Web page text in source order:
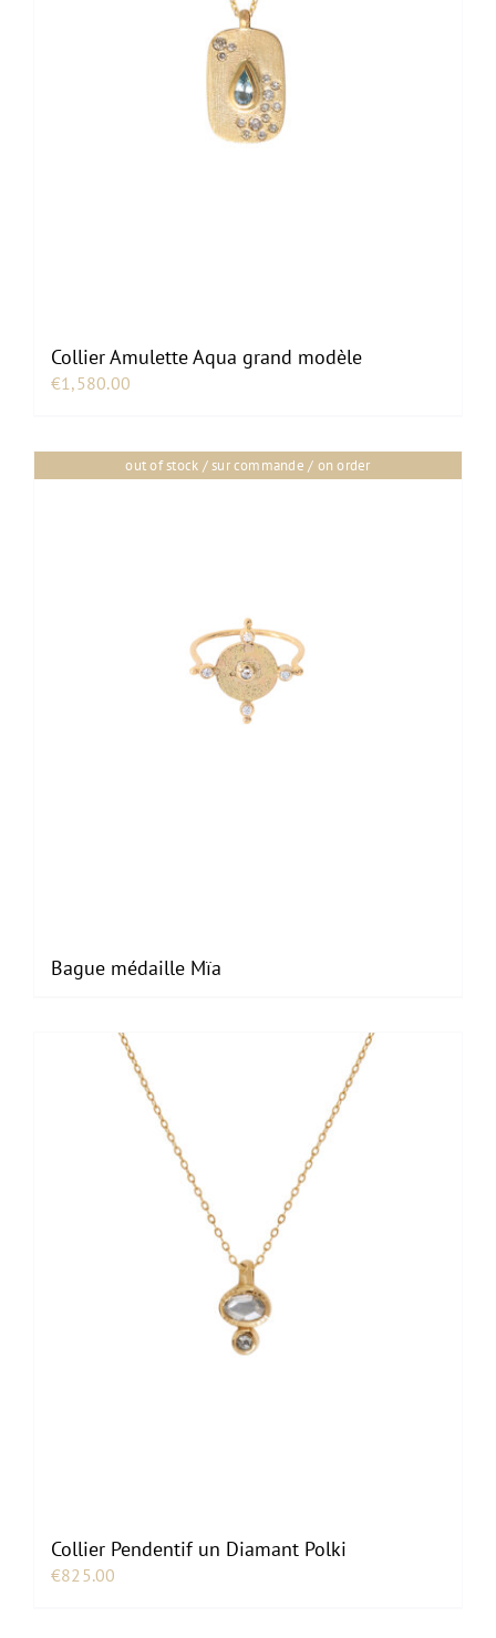
Collier Amulette Aqua grand modèle
€1,580.00
out of stock / sur commande / on order
Bague médaille Mïa
Collier Pendentif un Diamant Polki
€825.00